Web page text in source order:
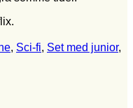
, Sci-fi, Set med junior,